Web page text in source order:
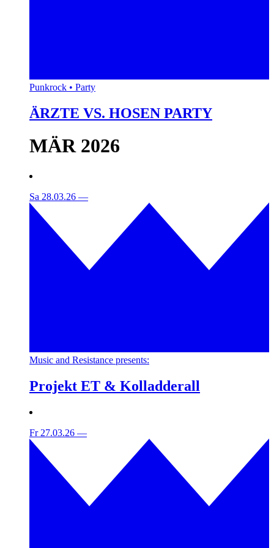
Punkrock • Party
ÄRZTE VS. HOSEN PARTY
MÄR 2026
Sa 28.03.26 —
Music and Resistance presents:
Projekt ET & Kolladderall
Fr 27.03.26 —